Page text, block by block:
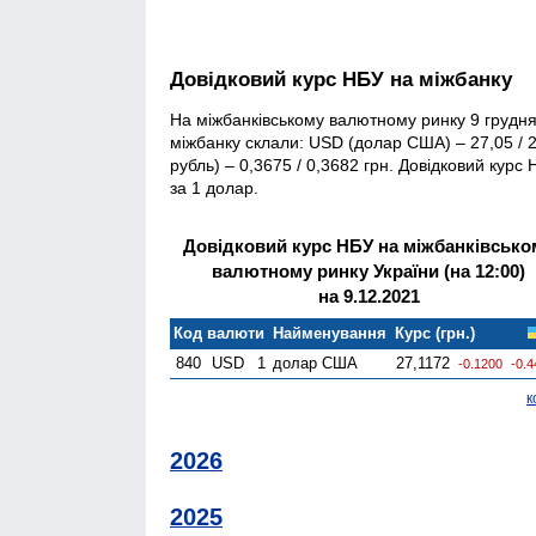
Довідковий курс НБУ на міжбанку
На міжбанківському валютному ринку 9
міжбанку склали: USD (долар США) – 27,05 /
рубль) – 0,3675 / 0,3682 грн. Довідковий
за 1 долар.
Довідковий курс НБУ на
валютному ринку України (на 12:00)
на 9.12.2021
Код валюти Найменування
Курс (грн.)
840
USD 1 долар США 27,1172 -0.1200 -
2026
2025